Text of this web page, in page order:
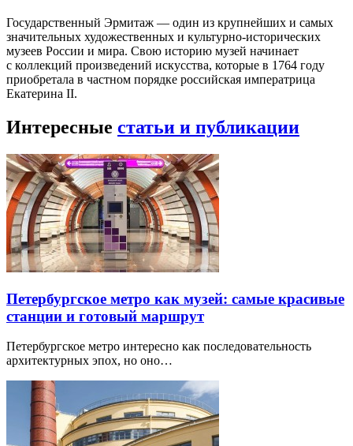
Государственный Эрмитаж — один из крупнейших и самых
значительных художественных и культурно-исторических
музеев России и мира. Свою историю музей начинает
с коллекций произведений искусства, которые в 1764 году
приобретала в частном порядке российская императрица
Екатерина II.
Интересные статьи и публикации
Петербургское метро как музей: самые красивые
станции и готовый маршрут
Петербургское метро интересно как последовательность
архитектурных эпох, но оно…